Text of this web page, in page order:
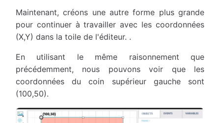
Maintenant, créons une autre forme plus grande
pour continuer à travailler avec les coordonnées
(X,Y) dans la toile de l'éditeur. .
En utilisant le même raisonnement que
précédemment, nous pouvons voir que les
coordonnées du coin supérieur gauche sont
(100,50).